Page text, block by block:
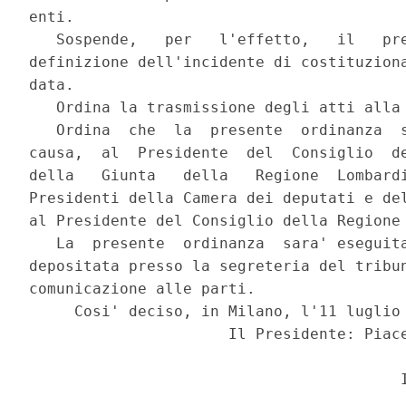
enti.
Sospende,   per   l'effetto,   il
definizione dell'incidente di
data.
Ordina la trasmissione degli atti
Ordina  che  la  presente  ordinanza
causa,  al  Presidente  del  Consiglio
della   Giunta   della   Regione
Presidenti della Camera dei deputati e
al Presidente del Consiglio della Regione
La  presente  ordinanza  sara'
depositata presso la segreteria del
comunicazione alle parti.
Cosi' deciso, in Milano, l'11 luglio
Il Presidente: